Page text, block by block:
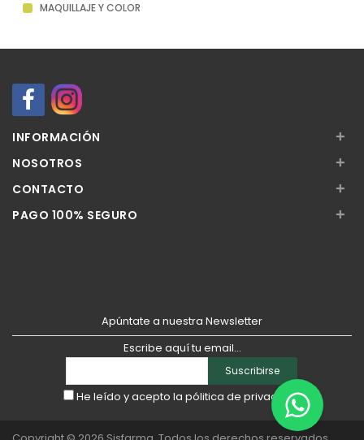
MAQUILLAJE Y COLOR
INFORMACIÓN +
NOSOTROS +
CONTACTO +
PAGO 100% SEGURO +
Apúntate a nuestra Newsletter
Escribe aquí tu email...
Suscribirse
He leído y acepto la pólitica de privacidad